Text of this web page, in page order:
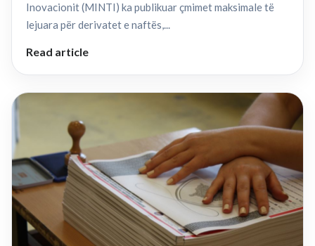
Inovacionit (MINTI) ka publikuar çmimet maksimale të
lejuara për derivatet e naftës,...
Read article